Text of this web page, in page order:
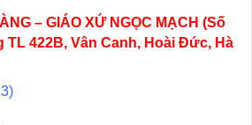
– GIÁO XỨ NGỌC MẠCH (Số
TL 422B, Vân Canh, Hoài Đức, Hà